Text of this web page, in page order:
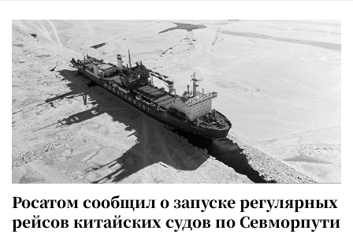
Росатом сообщил о запуске регулярных
рейсов китайских судов по Севморпути